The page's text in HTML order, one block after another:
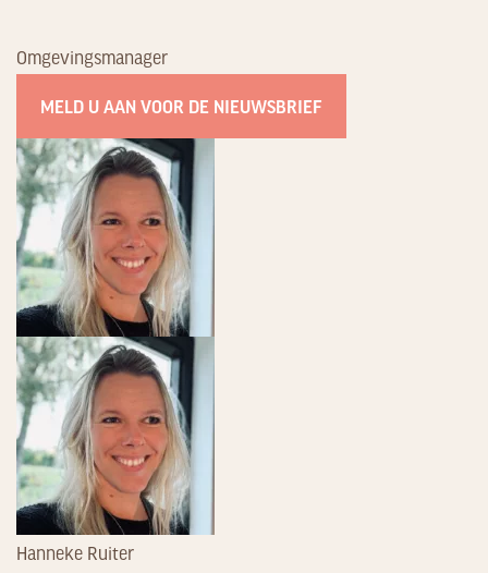
Omgevingsmanager
MELD U AAN VOOR DE NIEUWSBRIEF
Hanneke Ruiter